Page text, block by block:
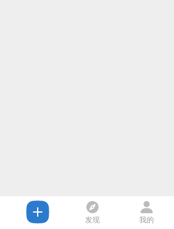
发现 我的